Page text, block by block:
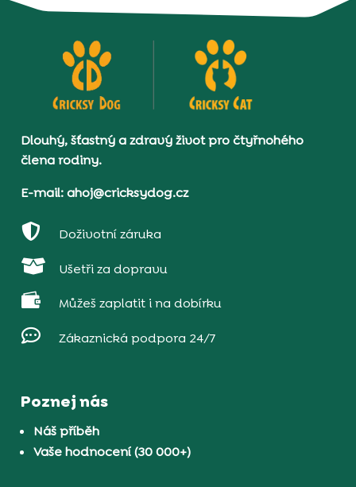
Dlouhý, šťastný a zdravý život pro čtyřnohého
člena rodiny.
E-mail: ahoj@cricksydog.cz
 Doživotní záruka
 Ušetři za dopravu
 Můžeš zaplatit i na dobírku
 Zákaznická podpora 24/7
Poznej nás
Náš příběh
Vaše hodnocení (30 000+)